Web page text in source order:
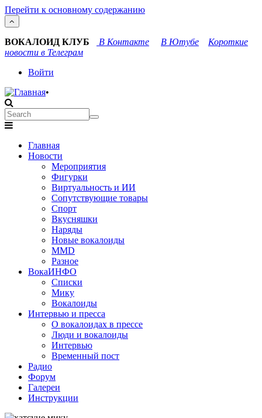
Перейти к основному содержанию
ВОКАЛОИД КЛУБ В Контакте В Ютубе
Короткие
новости в Телеграм
User
account
menu
Войти
•
Search
Search
navigation
Главная
Новости
Мероприятия
Фигурки
Виртуальность и ИИ
Сопутствующие товары
Спорт
Вкусняшки
Наряды
Новые вокалоиды
MMD
Разное
ВокаИНФО
Списки
Мику
Вокалоиды
Интервью и пресса
О вокалоидах в прессе
Люди и вокалоиды
Интервью
Временный пост
Радио
Форум
Галереи
Инструкции